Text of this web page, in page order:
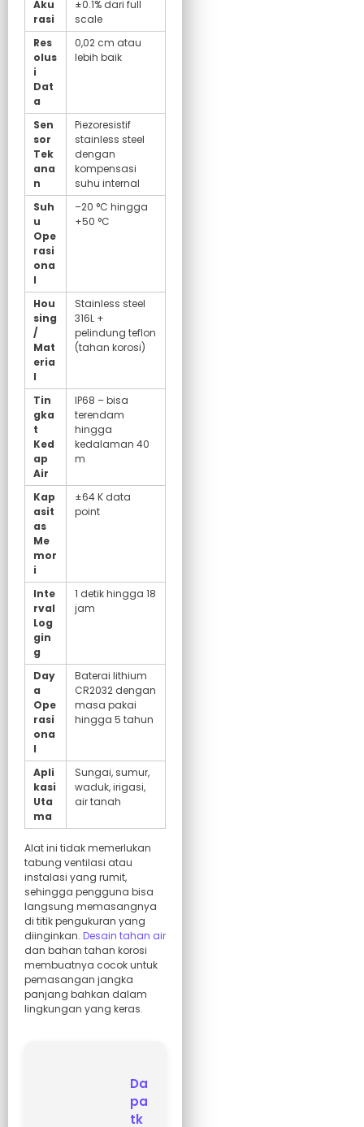
Aku
rasi
±0.1% dari full
scale
Res
olus
i
Dat
a
0,02 cm atau
lebih baik
Sen
sor
Tek
ana
n
Piezoresistif
stainless steel
dengan
kompensasi
suhu internal
Suh
u
Ope
rasi
ona
l
–20 °C hingga
+50 °C
Hou
sing
/
Mat
eria
l
Stainless steel
316L +
pelindung teflon
(tahan korosi)
Tin
gka
t
Ked
ap
Air
IP68 – bisa
terendam
hingga
kedalaman 40
m
Kap
asit
as
Me
mor
i
±64 K data
point
Inte
rval
Log
gin
g
1 detik hingga 18
jam
Day
a
Ope
rasi
ona
l
Baterai lithium
CR2032 dengan
masa pakai
hingga 5 tahun
Apli
kasi
Uta
ma
Sungai, sumur,
waduk, irigasi,
air tanah
Alat ini tidak memerlukan
tabung ventilasi atau
instalasi yang rumit,
sehingga pengguna bisa
langsung memasangnya
di titik pengukuran yang
diinginkan. Desain tahan air
dan bahan tahan korosi
membuatnya cocok untuk
pemasangan jangka
panjang bahkan dalam
lingkungan yang keras.
Da
pa
tk